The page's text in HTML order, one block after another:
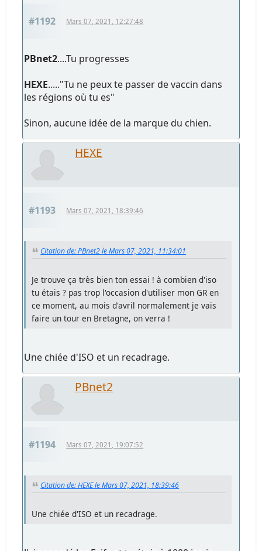
#1192 Mars 07, 2021, 12:27:48
PBnet2....Tu progresses
HEXE....."Tu ne peux te passer de vaccin dans
les régions où tu es"
Sinon, aucune idée de la marque du chien.
HEXE
#1193 Mars 07, 2021, 18:39:46
Citation de: PBnet2 le Mars 07, 2021, 11:34:01
Je trouve ça très bien ton essai ! à combien d'iso
tu étais ? pas trop l'occasion d'utiliser mon GR en
ce moment, au mois d'avril normalement je vais
faire un tour en Bretagne, on verra !
Une chiée d'ISO et un recadrage.
PBnet2
#1194 Mars 07, 2021, 19:07:52
Citation de: HEXE le Mars 07, 2021, 18:39:46
Une chiée d'ISO et un recadrage.